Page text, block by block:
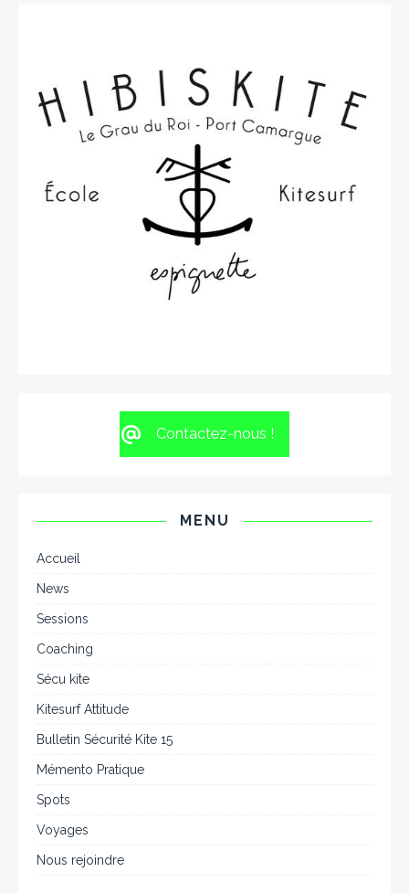
Contactez-nous !
MENU
Accueil
News
Sessions
Coaching
Sécu kite
Kitesurf Attitude
Bulletin Sécurité Kite 15
Mémento Pratique
Spots
Voyages
Nous rejoindre